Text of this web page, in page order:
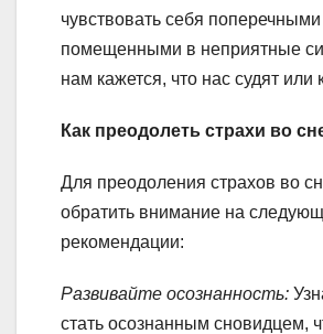
чувствовать себя
помещенными в неприятные
нам кажется, что нас судят или
Как преодолеть страхи во
Для преодоления страхов во
обратить внимание на
рекомендации:
Развивайте осознанность:
стать осознанным сновидцем,